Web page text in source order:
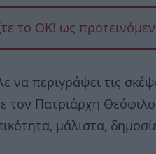
το OK! ως
να περιγράψει τις
τον Πατριάρχη
μάλιστα,